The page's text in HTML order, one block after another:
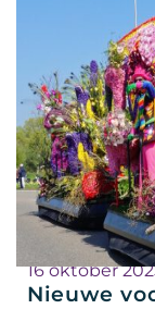
16 oktober
Nieuwe